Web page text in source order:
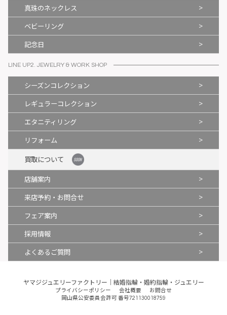
真珠のネックレス >
ベビーリング >
記念日 >
LINE UP2. JEWELRY & WORK SHOP
シーズンコレクション >
レギュラーコレクション >
エタニティリング >
リフォーム >
買取について
店舗案内 >
来店予約・お問合せ >
フェア案内 >
採用情報 >
よくあるご質問 >
ヤマジジュエリーファクトリー｜結婚指輪・婚約指輪・ジュエリー
プライバシーポリシー 会社概要
お問合せ
岡山県公安委員会許可 番号721130018759